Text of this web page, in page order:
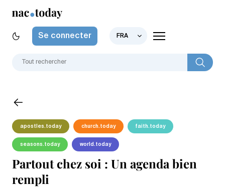
Se connecter FRA
apostles.today church.today faith.today
seasons.today world.today
Partout chez soi : Un agenda bien
rempli